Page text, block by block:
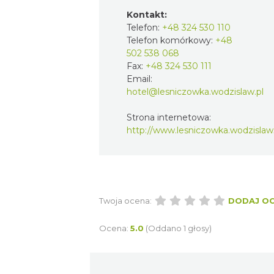
Kontakt:
Telefon: +48 324 530 110
Telefon komórkowy: +48
502 538 068
Fax: +48 324 530 111
Email:
hotel@lesniczowka.wodzislaw.pl
Strona internetowa:
http://
Twoja ocena: DODAJ
Ocena: 5.0 (Oddano 1 głosy)